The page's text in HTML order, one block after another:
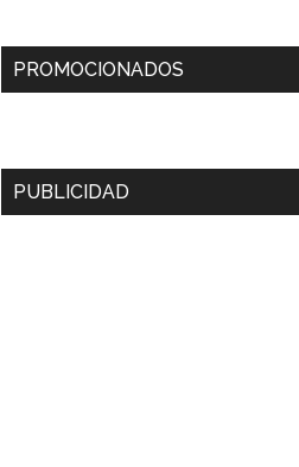
PROMOCIONADOS
PUBLICIDAD